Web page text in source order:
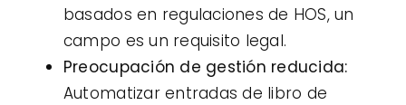
basados ​​en regulaciones de HOS, un
campo es un requisito legal.
Preocupación de gestión reducida:
Automatizar entradas de libro de